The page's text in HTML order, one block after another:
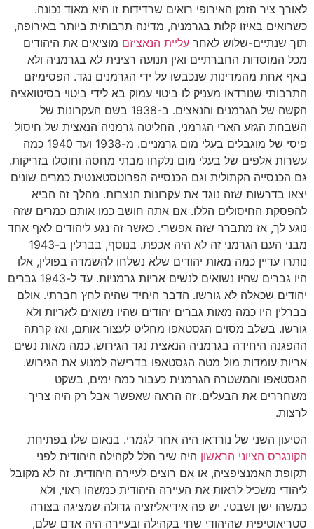
לאורך ציר הזמן האירופי רואים שרדידות זו היא מאוד נכונה.
כשרואים באיזו קלות בגרמניה, מדינה תרבותית ביותר באירופה,
תוך שנתיים-שלוש לאחר עליית הנאציזם מוציאים את היהודים
מכל המוסדות החברתיים ואין תנועה רצינית לא בגרמניה ולא
באף אחת מהמדינות שנכבשו על ידי הגרמנים נגד. הפסימיזם
התרבותי שנורדאו מעניק לו ביטוי עמוק בא לידי ביטוי בסיטואציה
הקשה של הגרמנים והנאצים. ב-1938 בשם העקרונות של
השבחת הגזע הארי הגרמני, החליטה גרמניה הנאצית של חיסול
פיסי של מוגבלים בעלי מום גרמניים. מ-1938 ועד 1940 כמה
עשרות אלפים של בעלי מום נלקחו מבתי מחסה וחוסלו בזריקות.
גם הכנסייה הקתולית וגם הכנסייה הפרוטסטאנטית כמרים שונים
יצאו בדרשות שזה נוגד את עקרונות הנצרות. מהלך זה הביא
להפסקת החיסולים הללו. אם אתה חושב כמו אותם כמרים שזה
נוגע לך, אז מתברר שזה אפשרי. כאשר זה נגע ליהודים לאף אחד
מבני העם הגרמני זה לא היה אכפת. בנוסף, בברלין ב-1943
נותרו עדיין כמה מאות יהודים שלא נשלחו להשמדה בפולין, אלו
היו גברים שהיו נשואים לנשים אריות גרמניות. עד ל-1943 גברים
יהודים שכאלה לא גורשו. הדבר היחיד שהיה לחץ חברתי. אולם
בברלין היו כמה מאות גברים יהודים שהיו נשואים לאריות ולא
גורשו. בשלב מסוים הגסטאפו מחליט לעצור אותם, ואז קרתה
ההפגנה היחידה בגרמניה הנאצית נגד הגירוש. כמה מאות נשים
אריות עומדות מול מטה הגסטאפו בדרישה למנוע את הגירוש.
הגסטאפו והמשטרה הגרמנית כעבור כמה ימים, בשקט
משחררים את הבעלים. זה הראה שאפשר אבל רק היה צריך
לרצות.
הטיעון השני של נורדאו היה אחר לגמרי. בנאום שלו בפתיחת
הקונגרס הציוני הראשון היה שיר הלל לקהילה היהודית לפני
תקופת האמנציפציה, או אם רוצים לעיירה היהודית. זה לא מקובל
ליהודי משכיל לראות את העיירה היהודית כמשהו ראוי, ולא
כמשהו ישן ושבטי. יש פה אידיאליזציה גדולה שמציגה בצורה
סטריאוטיפית שהיהודי שחי בקהילה ובעיירה היה אדם שלם,